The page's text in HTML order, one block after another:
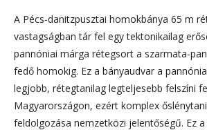
A Pécs-danitzpusztai homokbánya 65 m
vastagságban tár fel egy tektonikailag
pannóniai márga rétegsort a szarmata-
fedő homokig. Ez a bányaudvar a
legjobb, rétegtanilag legteljesebb felszíni
Magyarországon, ezért komplex
feldolgozása nemzetközi jelentőségű. Ez